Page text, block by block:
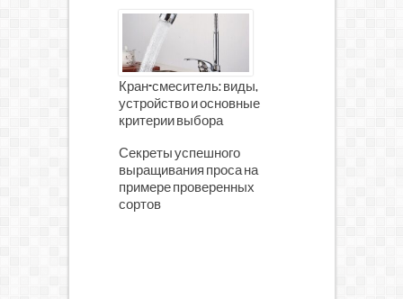
Кран-смеситель: виды,
устройство и основные
критерии выбора
Секреты успешного
выращивания проса на
примере проверенных
сортов